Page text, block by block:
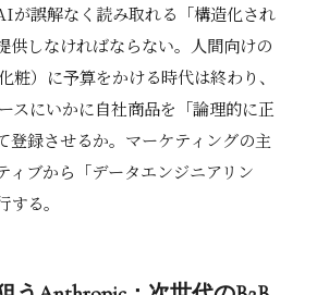
が誤解なく読み取れる「構造化され
供しなければならない。人間向けの
粧）に予算をかける時代は終わり、
スにいかに自社商品を「論理的に正
登録させるか。マーケティングの主
ィブから「データエンジニアリン
る。